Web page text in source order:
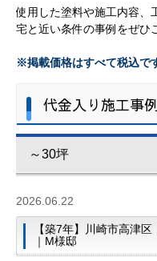
使用した塗料や施工内容、
宅と近い条件の事例をぜひ
※掲載価格はすべて税込で
代金入り施工事
～30坪
2026.06.22
【築7年】川崎市高津
｜M様邸